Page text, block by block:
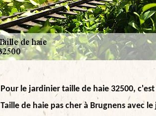
Pour le jardinier taille de haie 32500,
Taille de haie pas cher à Brugnens avec